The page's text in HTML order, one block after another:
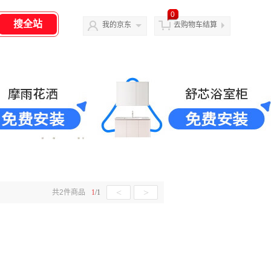
我的京东
0
去购物车结算
1/1 < >
共2件商品